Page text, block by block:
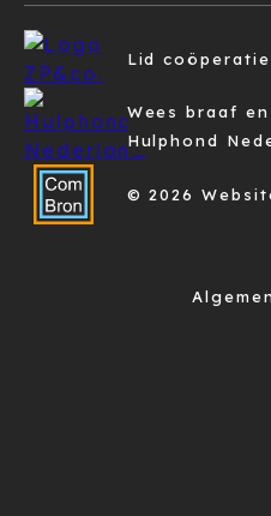
Lid coöperatie
Wees braaf
Hulphond
© 2026